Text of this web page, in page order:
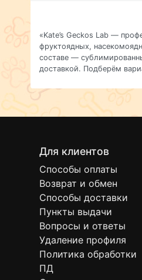
«Kate’s Geckos Lab —
фруктоядных,
составе —
доставкой. Подберём
Для клиентов
Способы оплаты
Возврат и обмен
Способы доставки
Пункты выдачи
Вопросы и ответы
Удаление профиля
Политика обработки
ПД